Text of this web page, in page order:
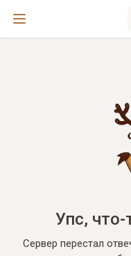
Упс,
Сервер перестал